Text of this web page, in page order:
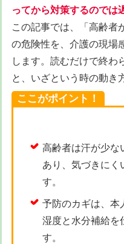
ってから対策するのでは
この記事では、「高齢者
の危険性を、介護の現場
します。読むだけで終わ
と、いざという時の動き
ここがポイント！
高齢者は汗が少な
あり、気づきにく
す。
予防のカギは、本
湿度と水分補給を
す。